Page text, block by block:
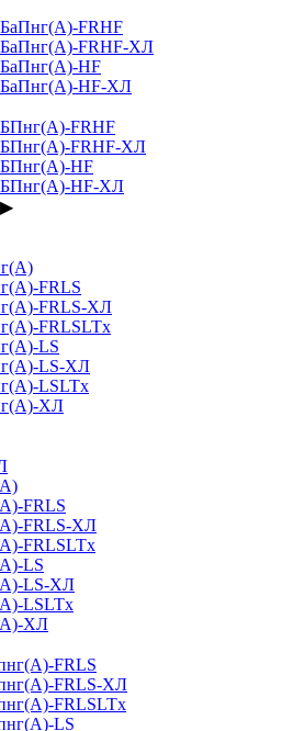
FRHF
FRHF-ХЛ
HF
HF-ХЛ
FRHF
FRHF-ХЛ
HF
HF-ХЛ
▶
FRLS
FRLS-ХЛ
FRLSLTx
LS
LS-ХЛ
LSLTx
ХЛ
FRLS
FRLS-ХЛ
FRLSLTx
LS
LS-ХЛ
LSLTx
ХЛ
FRLS
FRLS-ХЛ
FRLSLTx
LS